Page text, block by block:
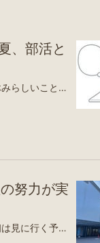
、部活と
今日から娘はじいじばぁばと旅行🧳やっと夏休みらしいことができます笑さて、塾では一昨年から３日間こ中期講座がスタート。娘はスケジュールの関係で、中一日のみの参加となりました💦昨夜は今後の受講案内と模試の結果について先生から連絡がありました。娘と同じ吹奏楽部の先輩も同じ塾に通っていて、コンクール終了後そのまま塾へ行ったそうです。しかも塾長先生は、娘の学校が金賞を受賞したこともすでにご存じ！さすが受験生の3年生。部活も全力、勉強も全力ですね✨そして娘の模試の結果は…3教科で288点。国語が満点💯、続いて英語、数学という結果でした。先生からは「国語は得意そうなので、英語と数学だけ受講する形でもいいと思いますよ」とのアドバイス。1年生のうちは週2回なので、部活と両立できそうかなとも思っています。あとは部活を続けるのかどうか。勉強も大事。学生生活も大事。何を優先するか、本当に難しいですね。娘が納得できる選択ができるよう、これからも応援していきたいと思います😊【1枚990円~！2枚買いクーポンで！】 【楽天1位】tシャツ カットソー 半袖 長袖 レディース 大きいサイズ 涼しい 綿混 夏 春 ゆったり おしゃれ ワンポイント 二の腕隠し 体型カバー 白 無地 黒 トップス 送料無料 [郵1.5]^t570^楽天市場${EVENT_LABEL_01_TEXT}本日23時59分まで限定！P5倍！更にクーポン利用で3,880円！ タンキニ 水着 レディース 体型カバー 5点セット レギンス ショートパンツ 水陸両用 フィットネス 上下セット ママ水着 大きいサイズ【一部予約販売】【水着B3】楽天市場${EVENT_LABEL_01_TEXT}【楽天1位】＼限定半額クーポンで2,490円！／ドライヤー 大風量 1400W 速乾 ヘアドライヤー 3億高濃度マイナスイオン 髪質改善・静電気防止 ドライヤー 大風量 冷熱風 3段階風量 低騒音 過熱保護 ノズル・壁掛け付 ドライヤー 軽量 コンパクト 家庭/旅行楽天市場${EVENT_LABEL_01_TEXT}ナイトブラジャー キャミソールタイプ ノンワイヤー 育乳美乳 脇肉補正 夏用 快適シームレスブラ チラ見え防止インナー 20代30代40代50代適用 送料無料 おすすめ楽天市場${EVENT_LABEL_01_TEXT}
努力が実
昨日は娘の吹奏楽コンクールでした🎶実は当初は見に行く予定ではなかったのですが、娘から「来てほしい」と言われ、当日にチケットを購入して会場へ向かうことに。普段、通勤で毎日乗っている電車なのに、まさかの乗り過ごし😂💦かなり焦りましたが、会場は駅から徒歩圏内。娘の学校の演奏には無事間に合ってホッとしました😅7月の吹奏楽フェスタで聴いた時よりも、演奏は格段にレベルアップ。音にまとまりがあって、「みんな本当に頑張って練習してきたんだなぁ」と感じる演奏でした。そして結果は…まさかの金賞受賞🥇✨娘たち、本当によく頑張りました👏朝は緊張していたのか、パンを二口とゼリーを食べただけ。軽食用にパンを持たせていたものの、食べる時間もなかったそうで、「お腹空いた〜」とヘトヘト状態💦「何食べたい？」と聞くと、「うどん！」ということで、帰りは丸亀製麺へ😊さらに頭痛もすると言っていて、空腹と初めてのコンクールの緊張が一気にきたのかな…と思いました。帰りは無理せずタクシーで帰宅🚖でも家に着いて少し休んだらすっかり元気に🤣コンクールのこと、演奏中のこと、友達や先輩のこと…。話が止まりません（笑）クラリネットを始めてまだ3〜4か月。大変な練習を乗り越えて、念願だった金賞を受賞できたことで、大きな達成感を味わえたようです✨そしてコンクール当日には、先輩たちから「みんなで頑張ろう！」という直筆のお手紙が一人ひとりに配られ、同じパートの先輩からはチャームのプレゼントまで🎁それはもう、本当に嬉しそうでした🥹一時は「部活を続けるか悩む」と話していた娘。このコンクールが、娘にとって大きな自信になったことは間違いありません。これから部活をどうするのかは、まだ分かりません。でも、頑張ったからこそ味わえた達成感や仲間との思い出は、きっと娘の宝物になるはず。焦らず、娘の気持ちを大切にしながら、これからも見守っていきたいと思います😊【ふるさと納税】【累計4000万個突破！】＼個数が選べる！／鉄板焼ハンバーグ デミソース 10個～20個 温めるだけ 福岡 飯塚 冷凍 小分け 大容量 ハンバーグ 肉 牛 簡単調理 特製 湯煎 人気 お試し楽天市場${EVENT_LABEL_01_TEXT}ナイトブラジャー キャミソールタイプ ノンワイヤー 育乳美乳 脇肉補正 夏用 快適シームレスブラ チラ見え防止インナー 20代30代40代50代適用 送料無料 おすすめ楽天市場${EVENT_LABEL_01_TEXT}【1枚990円~！2枚買いクーポンで！】 【楽天1位】tシャツ カットソー 半袖 長袖 レディース 大きいサイズ 涼しい 綿混 夏 春 ゆったり おしゃれ ワンポイント 二の腕隠し 体型カバー 白 無地 黒 トップス 送料無料 [郵1.5]^t570^楽天市場${EVENT_LABEL_01_TEXT}本日23時59分まで限定！P5倍！更にクーポン利用で3,880円！ タンキニ 水着 レディース 体型カバー 5点セット レギンス ショートパンツ 水陸両用 フィットネス 上下セット ママ水着 大きいサイズ【一部予約販売】【水着B3】楽天市場${EVENT_LABEL_01_TEXT}【楽天1位】＼限定半額クーポンで2,490円！／ドライヤー 大風量 1400W 速乾 ヘアドライヤー 3億高濃度マイナスイオン 髪質改善・静電気防止 ドライヤー 大風量 冷熱風 3段階風量 低騒音 過熱保護 ノズル・壁掛け付 ドライヤー 軽量 コンパクト 家庭/旅行楽天市場${EVENT_LABEL_01_TEXT}